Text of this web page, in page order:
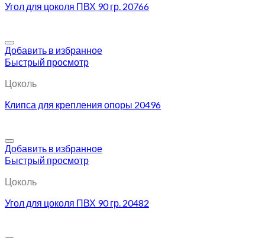
Угол для цоколя ПВХ 90 гр. 20766
Добавить в избранное
Быстрый просмотр
Цоколь
Клипса для крепления опоры 20496
Добавить в избранное
Быстрый просмотр
Цоколь
Угол для цоколя ПВХ 90 гр. 20482